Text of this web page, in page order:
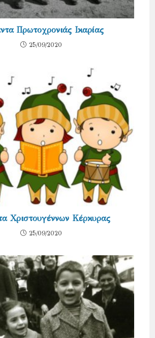
Πρωτοχρονιάς Ικαρίας
25/09/2020
Χριστουγέννων Κέρκυρας
25/09/2020